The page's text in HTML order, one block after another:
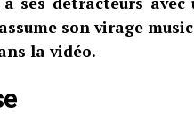
son virage
la vidéo.